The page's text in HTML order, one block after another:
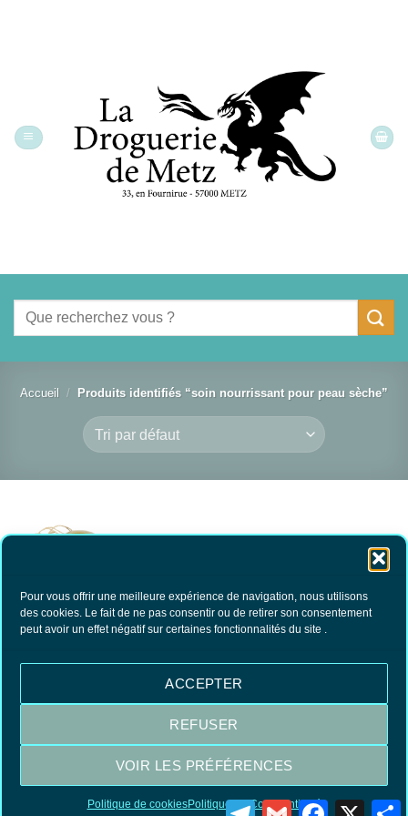
Pour vous offrir une meilleure expérience de navigation, nous utilisons
des cookies. Le fait de ne pas consentir ou de retirer son consentement
peut avoir un effet négatif sur certaines fonctionnalités du site .
ACCEPTER
REFUSER
VOIR LES PRÉFÉRENCES
Politique de cookiesPolitique de Confidentialité
Recherche
pour :
Accueil / Produits identifiés “soin nourrissant pour peau sèche”
Savon d’Alep à
Suspendre Ambre et
8.50€ TTC
PANIER
Visa MasterCardPayPal
TelegramGmail Facebook